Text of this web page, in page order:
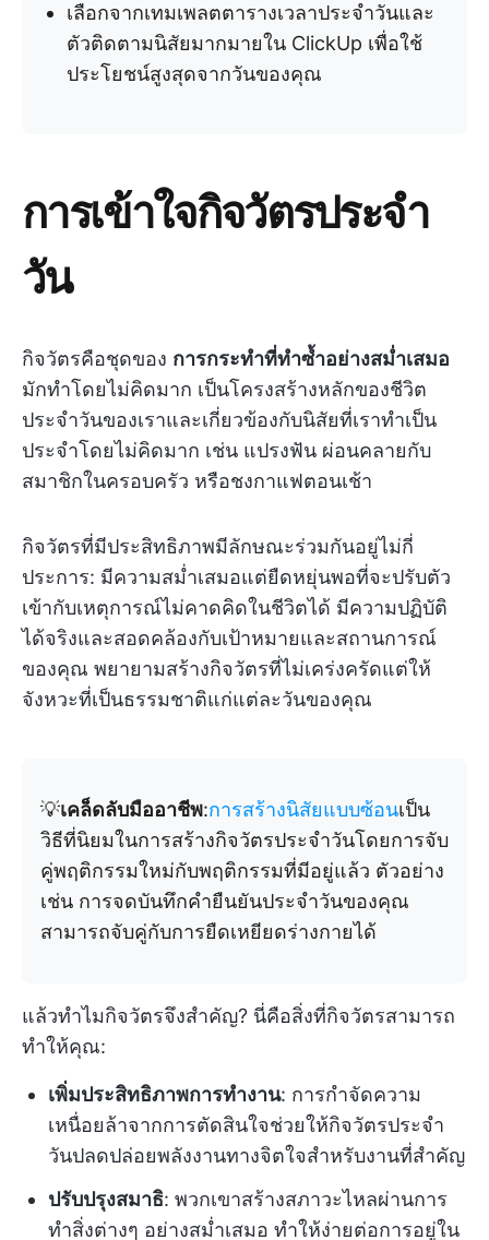
เลือกจากเทมเพลตตารางเวลาประจำวันและ
ตัวติดตามนิสัยมากมายใน ClickUp เพื่อใช้
ประโยชน์สูงสุดจากวันของคุณ
การเข้าใจกิจวัตรประจำ
วัน
กิจวัตรคือชุดของ การกระทำที่ทำซ้ำอย่างสม่ำเสมอ
มักทำโดยไม่คิดมาก เป็นโครงสร้างหลักของชีวิต
ประจำวันของเราและเกี่ยวข้องกับนิสัยที่เราทำเป็น
ประจำโดยไม่คิดมาก เช่น แปรงฟัน ผ่อนคลายกับ
สมาชิกในครอบครัว หรือชงกาแฟตอนเช้า
กิจวัตรที่มีประสิทธิภาพมีลักษณะร่วมกันอยู่ไม่กี่
ประการ: มีความสม่ำเสมอแต่ยืดหยุ่นพอที่จะปรับตัว
เข้ากับเหตุการณ์ไม่คาดคิดในชีวิตได้ มีความปฏิบัติ
ได้จริงและสอดคล้องกับเป้าหมายและสถานการณ์
ของคุณ พยายามสร้างกิจวัตรที่ไม่เคร่งครัดแต่ให้
จังหวะที่เป็นธรรมชาติแก่แต่ละวันของคุณ
💡เคล็ดลับมืออาชีพ:การสร้างนิสัยแบบซ้อนเป็น
วิธีที่นิยมในการสร้างกิจวัตรประจำวันโดยการจับ
คู่พฤติกรรมใหม่กับพฤติกรรมที่มีอยู่แล้ว ตัวอย่าง
เช่น การจดบันทึกคำยืนยันประจำวันของคุณ
สามารถจับคู่กับการยืดเหยียดร่างกายได้
แล้วทำไมกิจวัตรจึงสำคัญ? นี่คือสิ่งที่กิจวัตรสามารถ
ทำให้คุณ:
เพิ่มประสิทธิภาพการทำงาน: การกำจัดความ
เหนื่อยล้าจากการตัดสินใจช่วยให้กิจวัตรประจำ
วันปลดปล่อยพลังงานทางจิตใจสำหรับงานที่สำคัญ
ปรับปรุงสมาธิ: พวกเขาสร้างสภาวะไหลผ่านการ
ทำสิ่งต่างๆ อย่างสม่ำเสมอ ทำให้ง่ายต่อการอยู่ใน